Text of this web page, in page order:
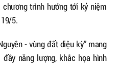
trình hướng tới kỷ niệm
5.
- vùng đất diệu kỳ” mang
năng lượng, khắc họa hình